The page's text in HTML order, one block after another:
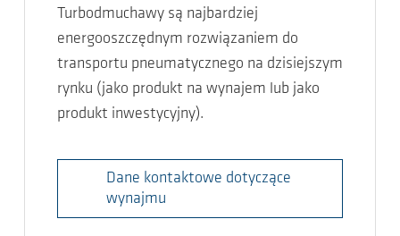
Turbodmuchawy są najbardziej
energooszczędnym rozwiązaniem do
transportu pneumatycznego na dzisiejszym
rynku (jako produkt na wynajem lub jako
produkt inwestycyjny).
Dane kontaktowe dotyczące
wynajmu